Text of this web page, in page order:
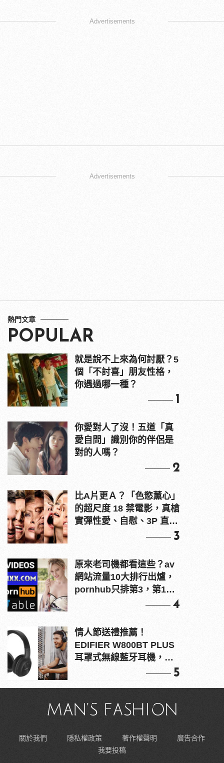
Advertisements
Advertisements
熱門文章
POPULAR
就是說不上來為何討厭？5
個「不討喜」朋友性格，
你遇過哪一種？
1
你愛對人了沒！五道「真
愛自問」識別你的伴侶是
對的人嗎？
2
比A片更Ａ？「色慾薰心」
的超尺度 18 禁電影，真槍
實彈性愛、自慰、3P 直接
3
原來老司機都看這些？av
網站流量10大排行出爐，
pornhub只排第3，第1名
4
情人節送禮推薦！
EDIFIER W800BT PLUS
耳罩式無線藍牙耳機，在
5
關於我們 隱私權政策 著作權聲明
廣告合作
我要投稿